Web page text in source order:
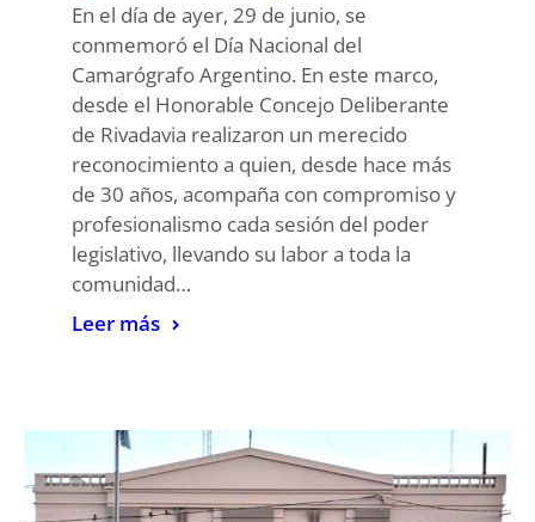
En el día de ayer, 29 de junio, se
conmemoró el Día Nacional del
Camarógrafo Argentino. En este marco,
desde el Honorable Concejo Deliberante
de Rivadavia realizaron un merecido
reconocimiento a quien, desde hace más
de 30 años, acompaña con compromiso y
profesionalismo cada sesión del poder
legislativo, llevando su labor a toda la
comunidad…
Leer más